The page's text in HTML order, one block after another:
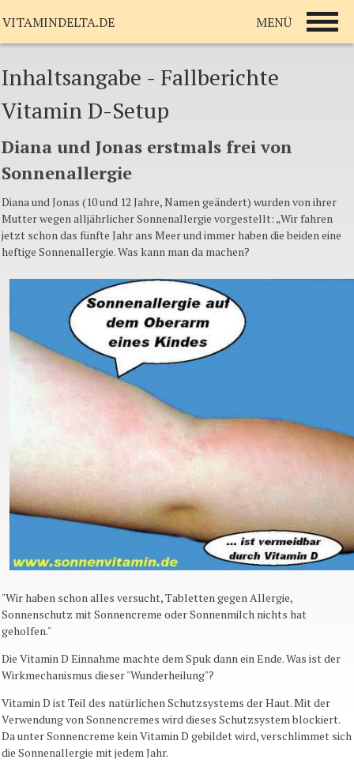
Inhaltsangabe - Fallberichte
Vitamin D-Setup
Diana und Jonas erstmals frei von
Sonnenallergie
Diana und Jonas (10 und 12 Jahre, Namen geändert) wurden von ihrer
Mutter wegen alljährlicher Sonnenallergie vorgestellt: „Wir fahren
jetzt schon das fünfte Jahr ans Meer und immer haben die beiden eine
heftige Sonnenallergie. Was kann man da machen?
"Wir haben schon alles versucht, Tabletten gegen Allergie,
Sonnenschutz mit Sonnencreme oder Sonnenmilch nichts hat
geholfen."
Die Vitamin D Einnahme machte dem Spuk dann ein Ende. Was ist der
Wirkmechanismus dieser "Wunderheilung"?
Vitamin D ist Teil des natürlichen Schutzsystems der Haut. Mit der
Verwendung von Sonnencremes wird dieses Schutzsystem blockiert.
Da unter Sonnencreme kein Vitamin D gebildet wird, verschlimmet sich
die Sonnenallergie mit jedem Jahr.
VITAMINDELTA.DE MENÜ